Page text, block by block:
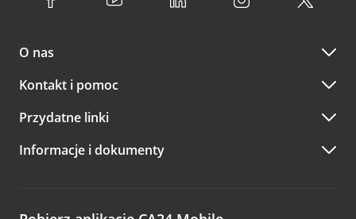
O nas
Kontakt i pomoc
Przydatne linki
Informacje i dokumenty